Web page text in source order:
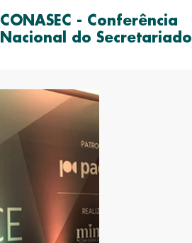
CONASEC - Conferência
Nacional do Secretariado